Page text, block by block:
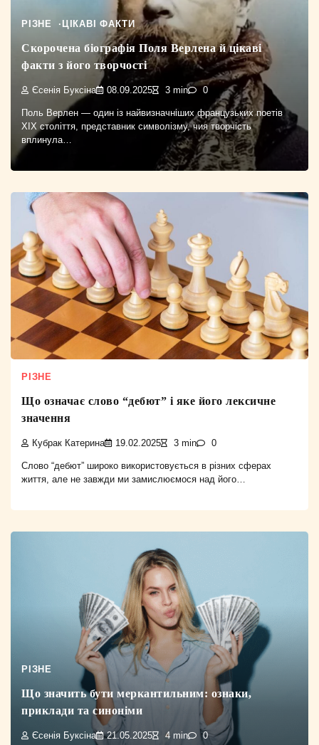
РІЗНЕ ЦІКАВІ ФАКТИ
Скорочена біографія Поля Верлена й цікаві
факти з його творчості
Єсенія Буксіна 08.09.2025 3 min 0
Поль Верлен — один із найвизначніших французьких поетів
XIX століття, представник символізму, чия творчість
вплинула…
РІЗНЕ
Що означає слово “дебют” і яке його лексичне
значення
Кубрак Катерина 19.02.2025 3 min 0
Слово “дебют” широко використовується в різних сферах
життя, але не завжди ми замислюємося над його…
РІЗНЕ
Що значить бути меркантильним: ознаки,
приклади та синоніми
Єсенія Буксіна 21.05.2025 4 min 0